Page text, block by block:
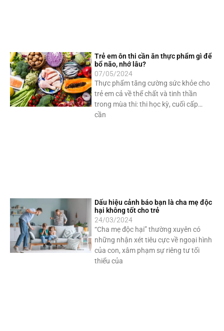
Trẻ em ôn thi cần ăn thực phẩm gì để
bổ não, nhớ lâu?
07/05/2024
Thực phẩm tăng cường sức khỏe cho
trẻ em cả về thể chất và tinh thần
trong mùa thi: thi học kỳ, cuối cấp…
cần
Dấu hiệu cảnh báo bạn là cha mẹ độc
hại không tốt cho trẻ
24/03/2024
“Cha mẹ độc hại” thường xuyên có
những nhận xét tiêu cực về ngoại hình
của con, xâm phạm sự riêng tư tối
thiểu của